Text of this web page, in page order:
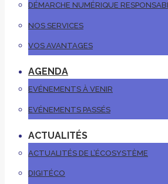
DÉMARCHE NUMÉRIQUE
NOS SERVICES
VOS AVANTAGES
AGENDA
EVÉNEMENTS À VENIR
EVÉNEMENTS PASSÉS
ACTUALITÉS
ACTUALITÉS DE L’ÉCOSYSTÈME
DIGITÉCO